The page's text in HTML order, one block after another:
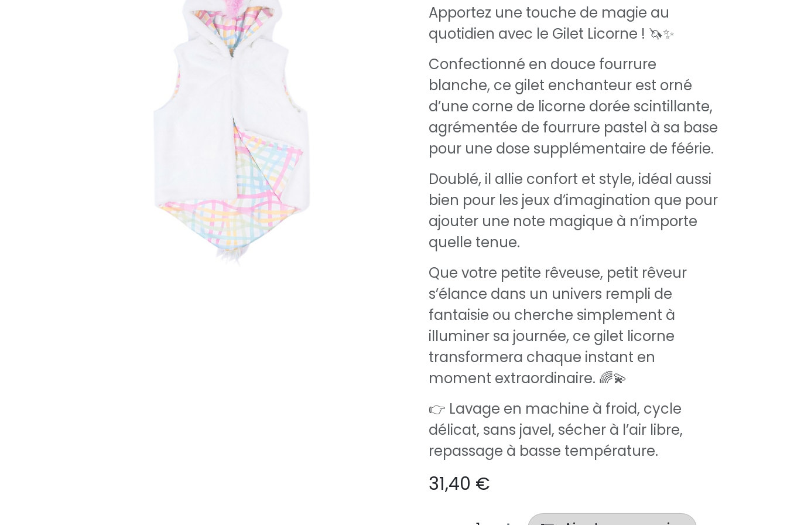
Apportez une touche de magie au
quotidien avec le Gilet Licorne ! 🦄✨
Confectionné en douce fourrure
blanche, ce gilet enchanteur est orné
d’une corne de licorne dorée scintillante,
agrémentée de fourrure pastel à sa base
pour une dose supplémentaire de féérie.
Doublé, il allie confort et style, idéal aussi
bien pour les jeux d’imagination que pour
ajouter une note magique à n’importe
quelle tenue.
Que votre petite rêveuse, petit rêveur
s’élance dans un univers rempli de
fantaisie ou cherche simplement à
illuminer sa journée, ce gilet licorne
transformera chaque instant en
moment extraordinaire. 🌈💫
👉 Lavage en machine à froid, cycle
délicat, sans javel, sécher à l’air libre,
repassage à basse température.
31,40 €